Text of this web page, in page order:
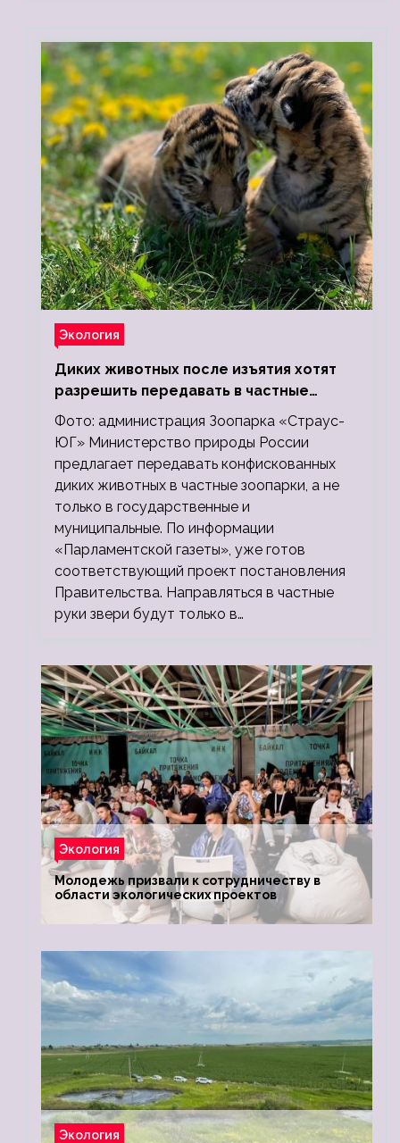
Экология
Диких животных после изъятия хотят
разрешить передавать в частные
зоопарки
Фото: администрация Зоопарка «Страус-
ЮГ» Министерство природы России
предлагает передавать конфискованных
диких животных в частные зоопарки, а не
только в государственные и
муниципальные. По информации
«Парламентской газеты», уже готов
соответствующий проект постановления
Правительства. Направляться в частные
руки звери будут только в…
Экология
Молодежь призвали к сотрудничеству в
области экологических проектов
Экология